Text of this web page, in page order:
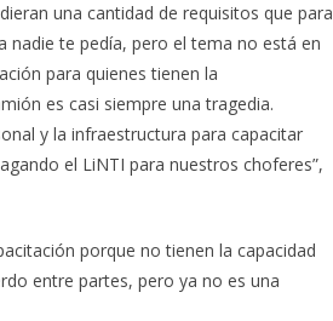
una cantidad de requisitos que para
nadie te pedía, pero el tema no está en
para quienes tienen la
es casi siempre una tragedia.
y la infraestructura para capacitar
el LiNTI para nuestros choferes”,
porque no tienen la capacidad
entre partes, pero ya no es una